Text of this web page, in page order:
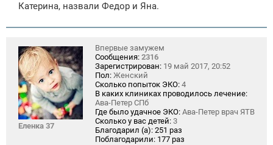
и
Катерина, назвали Федор и Яна.
Еленка 37
Впервые замужем
Сообщения: 2316
Зарегистрирован: 19 май 2017, 20:52
Пол: Женский
Сколько попыток ЭКО: 4
В каких клиниках проводилось лечение:
Ава-Петер СПб
Где было удачное ЭКО: Ава-Петер врач ЯТВ
Сколько у вас детей: 3
Благодарил (а): 251 раз
Поблагодарили: 177 раз